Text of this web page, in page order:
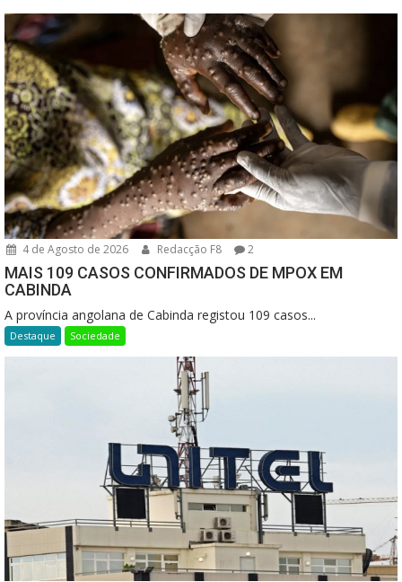
4 de Agosto de 2026 Redacção F8 2
MAIS 109 CASOS CONFIRMADOS DE MPOX EM
CABINDA
A província angolana de Cabinda registou 109 casos...
Destaque Sociedade